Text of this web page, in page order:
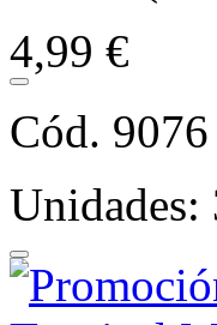
4,99 €
Cód. 9076
Unidades: